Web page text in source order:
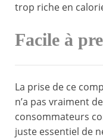
trop riche en
Facile à
La prise de ce
n’a pas vraiment
consommateurs
juste essentiel de